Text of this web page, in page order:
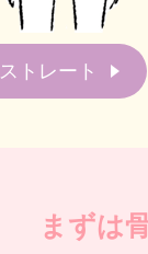
ストレート
まずは